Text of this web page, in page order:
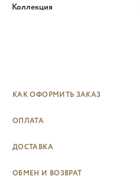
Коллекция
КАК ОФОРМИТЬ ЗАКАЗ
ОПЛАТА
ДОСТАВКА
ОБМЕН И ВОЗВРАТ